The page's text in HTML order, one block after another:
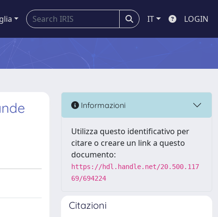
IT LOGIN
Informazioni
Utilizza questo identificativo per
citare o creare un link a questo
documento:
https://hdl.handle.net/20.500.117
69/694224
Citazioni